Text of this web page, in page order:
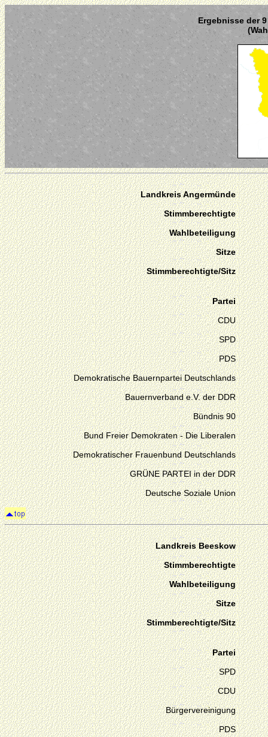
Ergebnisse der
Landkreis Angermünde
Stimmberechtigte
Wahlbeteiligung
Sitze
Stimmberechtigte/Sitz
Partei
CDU
SPD
PDS
Demokratische Bauernpartei Deutschlands
Bauernverband e.V. der DDR
Bündnis 90
Bund Freier Demokraten - Die Liberalen
Demokratischer Frauenbund Deutschlands
GRÜNE PARTEI in der DDR
Deutsche Soziale Union
Landkreis Beeskow
Stimmberechtigte
Wahlbeteiligung
Sitze
Stimmberechtigte/Sitz
Partei
SPD
CDU
Bürgervereinigung
PDS